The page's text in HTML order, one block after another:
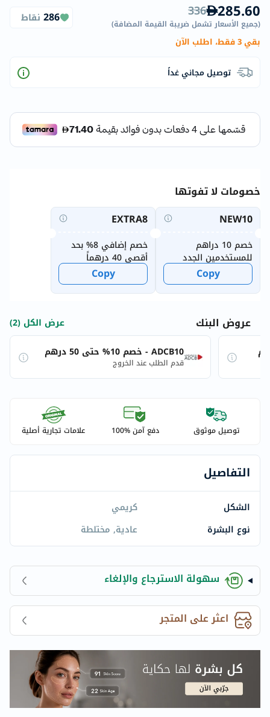
285.60
336
(جميع الأسعار تشمل ضريبة القيمة المضافة)
286 نقاط
بقي 3 فقط، اطلب الآن
توصيل مجاني غداً
خصومات لا تفوتها
NEW10
خصم 10 دراهم
للمستخدمين الجدد
Copy
EXTRA8
خصم إضافي 8% بحد
أقصى 40 درهماً
Copy
عروض البنك
عرض الكل (2)
ADCB10 - خصم 10% حتى 50 درهم
قدم الطلب عند الخروج
توصيل موثوق دفع آمن %100 علامات تجارية أصلية
التفاصيل
الشكل
كريمي
نوع البشرة
عادية, مختلطة
سهولة الاسترجاع والإلغاء
اعثر على المتجر